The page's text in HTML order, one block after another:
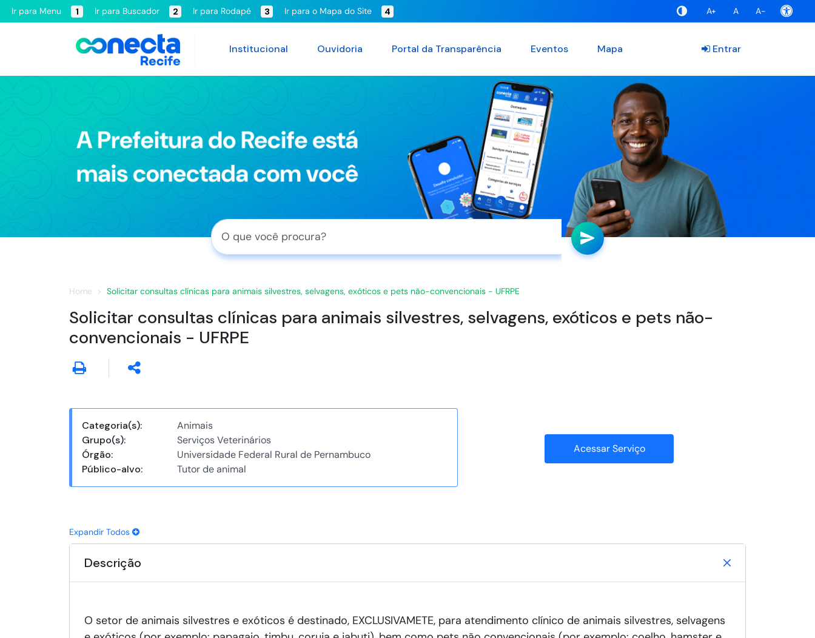
Ir para Menu 1 Ir para Buscador 2 Ir para Rodapé 3 Ir para o Mapa do Site 4 A+ A A-
Institucional Ouvidoria Portal da Transparência Eventos Mapa Entrar
Home Solicitar consultas clínicas para animais silvestres, selvagens, exóticos e pets não-convencionais - UFRPE
Solicitar consultas clínicas para animais silvestres, selvagens, exóticos e pets não-
convencionais - UFRPE
Categoria(s):
Animais
Grupo(s):
Serviços Veterinários
Órgão:
Universidade Federal Rural de Pernambuco
Público-alvo:
Tutor de animal
Acessar Serviço
Expandir Todos
Descrição
O setor de animais silvestres e exóticos é destinado, EXCLUSIVAMETE, para atendimento clínico de animais silvestres, selvagens